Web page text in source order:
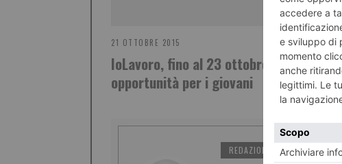
21 OTTOBRE 2015
IoLavoro, fino al 23 ottobre 4000
opportunità per i giovani
REDAZIONE IL TORINESE